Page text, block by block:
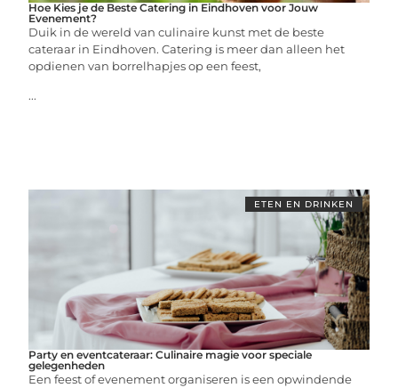
Hoe Kies je de Beste Catering in Eindhoven voor Jouw
Evenement?
Duik in de wereld van culinaire kunst met de beste
cateraar in Eindhoven. Catering is meer dan alleen het
opdienen van borrelhapjes op een feest,
...
ETEN EN DRINKEN
Party en eventcateraar: Culinaire magie voor speciale
gelegenheden
Een feest of evenement organiseren is een opwindende